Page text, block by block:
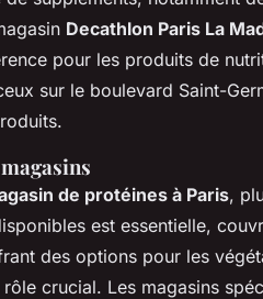
Decathlon Paris La
pour les produits de
sur le boulevard Saint-
de protéines à Paris,
est essentielle,
des options pour les
crucial. Les magasins